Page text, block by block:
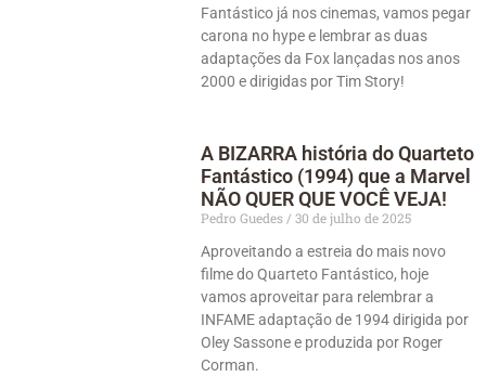
Fantástico já nos cinemas, vamos pegar
carona no hype e lembrar as duas
adaptações da Fox lançadas nos anos
2000 e dirigidas por Tim Story!
A BIZARRA história do Quarteto
Fantástico (1994) que a Marvel
NÃO QUER QUE VOCÊ VEJA!
Pedro Guedes
30 de julho de 2025
Aproveitando a estreia do mais novo
filme do Quarteto Fantástico, hoje
vamos aproveitar para relembrar a
INFAME adaptação de 1994 dirigida por
Oley Sassone e produzida por Roger
Corman.